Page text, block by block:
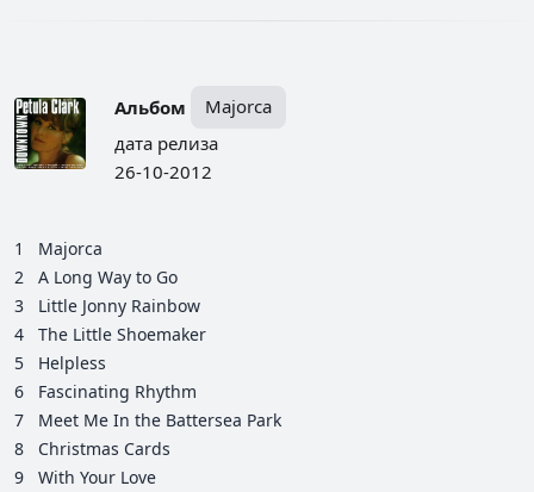
Альбом
Majorca
дата релиза
26-10-2012
1
Majorca
2
A Long Way to Go
3
Little Jonny Rainbow
4
The Little Shoemaker
5
Helpless
6
Fascinating Rhythm
7
Meet Me In the Battersea Park
8
Christmas Cards
9
With Your Love